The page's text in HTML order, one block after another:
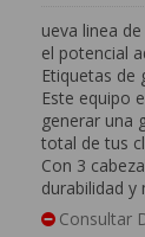
ueva linea
el potencial
Etiquetas de
Este equipo
generar una
total de tus
Con 3
durabilidad y
Consultar